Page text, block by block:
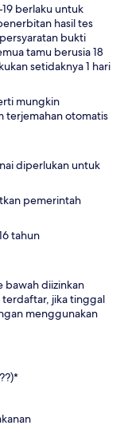
berlaku untuk
hasil tes
bukti
tamu berusia 18
setidaknya 1 hari
mungkin
terjemahan otomatis
diperlukan untuk
pemerintah
tahun
bawah diizinkan
jika tinggal
menggunakan